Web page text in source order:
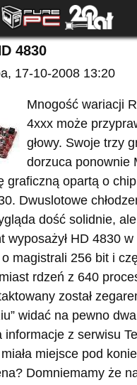
4830
, 17-10-2008 13:20
Mnogość wariacji
4xxx może
głowy. Swoje trzy
dorzuca ponownie
graficzną opartą o
Dwuslotowe
dość solidnie,
wyposażył HD 4830 w
magistrali 256 bit i
rdzeń z 640
został
widać na pewno
informacje z serwisu
miejsce pod
Domniemamy że